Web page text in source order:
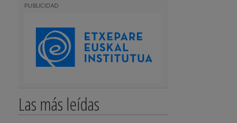
PUBLICIDAD
Las más leídas